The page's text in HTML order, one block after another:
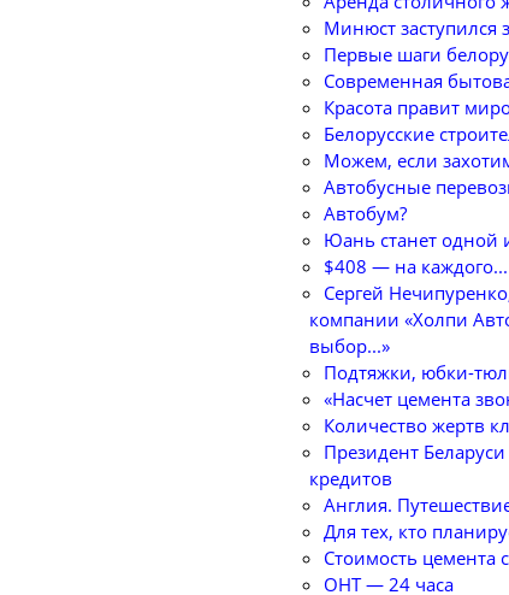
Минюст заступился
Первые шаги
Cовременная
Красота правит
Белорусские
Можем, если
Автобусные
Автобум?
Юань станет одной
$408 — на каждого...
Сергей
компании «Холпи
выбор...»
Подтяжки, юбки-
«Насчет цемента
Количество жертв
Президент
кредитов
Англия.
Для тех, кто
Стоимость цемента
ОНТ — 24 часа